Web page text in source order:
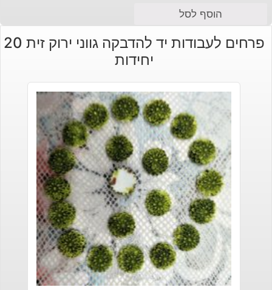
הוסף לסל
פרחים לעבודות יד להדבקה גווני ירוק זית 20
יחידות